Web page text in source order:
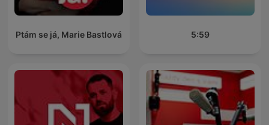
Ptám se já, Marie Bastlová 5:59